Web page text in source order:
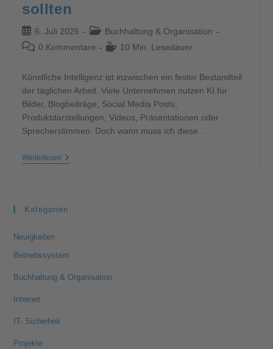
sollten
6. Juli 2026
Buchhaltung & Organisation
0 Kommentare
10 Min. Lesedauer
Künstliche Intelligenz ist inzwischen ein fester Bestandteil
der täglichen Arbeit. Viele Unternehmen nutzen KI für
Bilder, Blogbeiträge, Social Media Posts,
Produktdarstellungen, Videos, Präsentationen oder
Sprecherstimmen. Doch wann muss ich diese…
Weiterlesen
Kategorien
Neuigkeiten
Betriebssystem
Buchhaltung & Organisation
Internet
IT- Sicherheit
Projekte